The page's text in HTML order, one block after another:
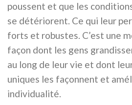
poussent et que les
se détériorent. Ce qui leur
forts et robustes. C’est une
façon dont les gens
au long de leur vie et dont
uniques les façonnent et
individualité.